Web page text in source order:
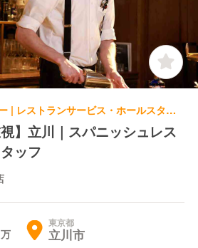
スペイン料理, バル・バー | レストランサービス・ホールスタッフ | PEP GEMS立川店
】立川｜スパニッシュレス
ッフ
東京都
立川市